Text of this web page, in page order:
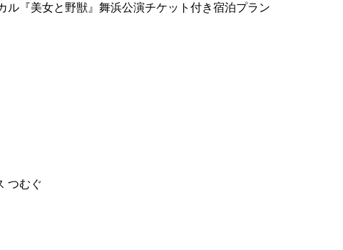
ル『美女と野獣』舞浜公演チケット付き宿泊プラン
つむぐ